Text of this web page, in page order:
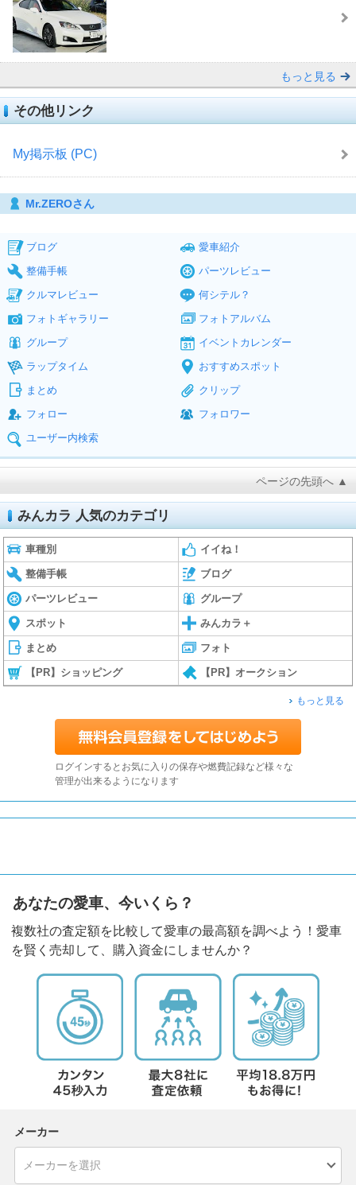
もっと見る
その他リンク
My掲示板 (PC)
Mr.ZEROさん
ブログ
愛車紹介
整備手帳
パーツレビュー
クルマレビュー
何シテル？
フォトギャラリー
フォトアルバム
グループ
イベントカレンダー
ラップタイム
おすすめスポット
まとめ
クリップ
フォロー
フォロワー
ユーザー内検索
ページの先頭へ ▲
みんカラ 人気のカテゴリ
車種別 イイね！
整備手帳 ブログ
パーツレビュー グループ
スポット みんカラ＋
まとめ フォト
【PR】ショッピング 【PR】オークション
もっと見る
ログインするとお気に入りの保存や燃費記録など様々な
管理が出来るようになります
あなたの愛車、今いくら？
複数社の査定額を比較して愛車の最高額を調べよう！愛車
を賢く売却して、購入資金にしませんか？
メーカー